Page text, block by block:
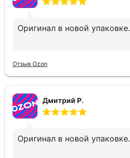
Оригинал в новой упаковке.
Отзыв Ozon
Дмитрий Р.
Оригинал в новой упаковке.